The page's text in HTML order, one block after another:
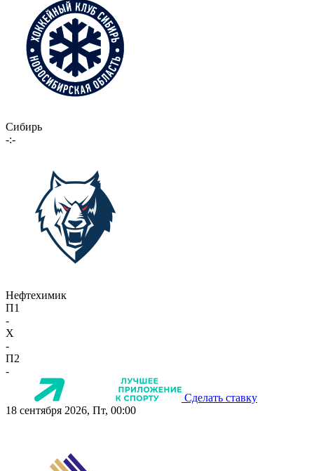
Сибирь
-:-
Нефтехимик
П1
-
X
-
П2
-
Сделать ставку
18 сентября 2026, Пт, 00:00